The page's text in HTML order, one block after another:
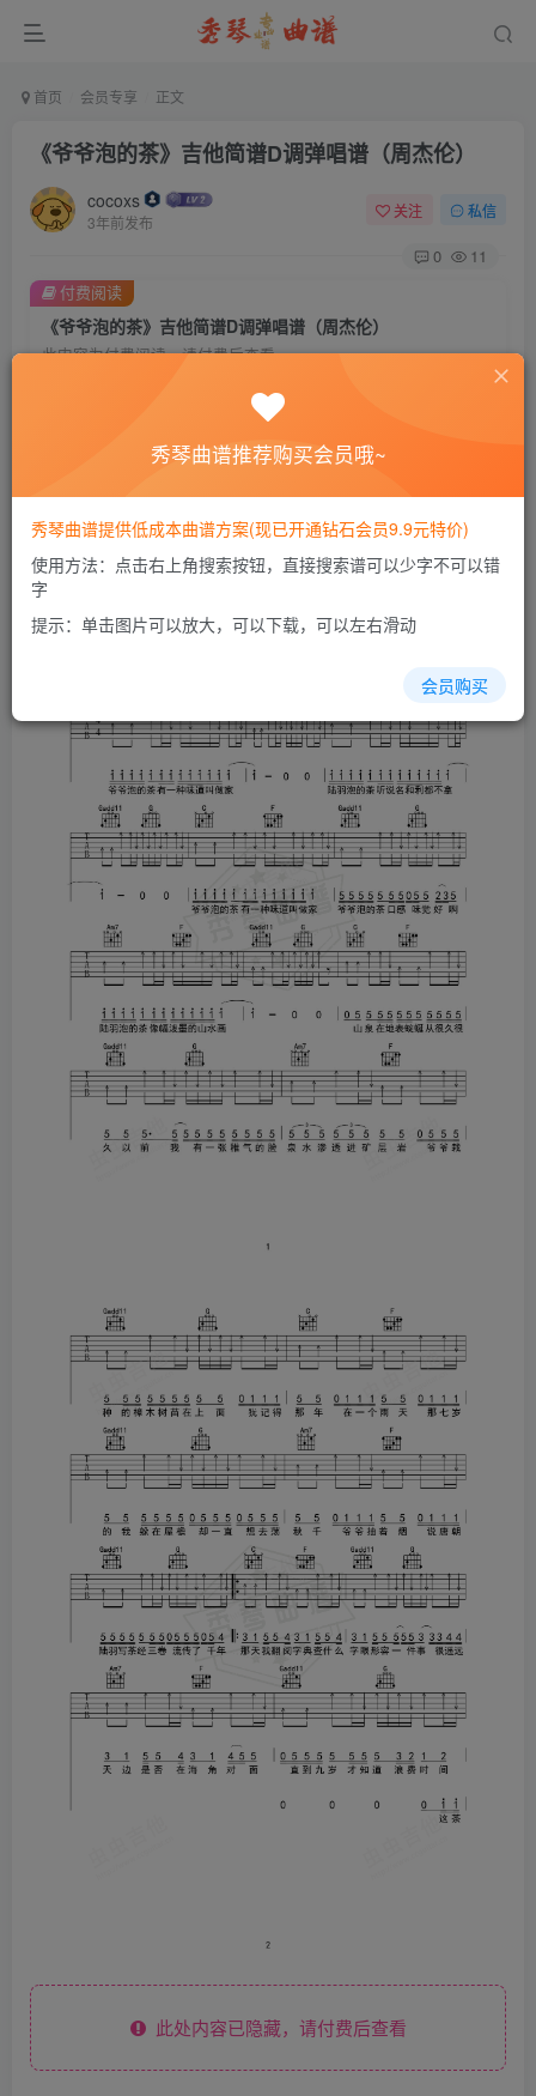
首页 会员专享 正文
《爷爷泡的茶》吉他简谱D调弹唱谱（周杰伦）
cocoxs
3年前发布
关注 私信
0 11
《爷爷泡的茶》吉他简谱D调弹唱谱（周杰伦）
此内容为付费阅读，请付费后查看
会员专属资源
黄金会员免费 钻石会员
开通会员
付费阅读
此处内容已隐藏，请付费后查看
秀琴曲谱推荐购买会员哦~
秀琴曲谱提供低成本曲谱方案(现已开通钻石会员9.9元特价)
使用方法：点击右上角搜索按钮，直接搜索谱可以少字不可以错
字
提示：单击图片可以放大，可以下载，可以左右滑动
会员购买